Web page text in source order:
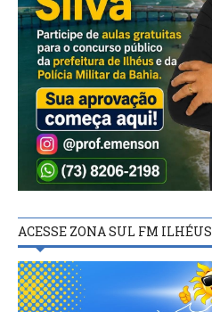
ACESSE ZONA SUL FM ILHÉUS